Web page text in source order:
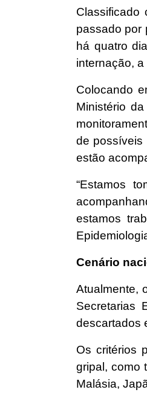
Classificado
passado por
há quatro
internação,
Colocando
Ministério
de possíveis
estão
“Estamos
estamos
Cenário
Atualmente,
Secretarias
descartados
Os critérios
gripal, como
Malásia,